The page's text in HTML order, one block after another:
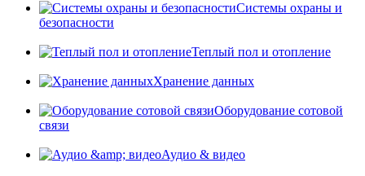
Системы охраны и
безопасности
Теплый пол и отопление
Хранение данных
Оборудование сотовой
связи
Аудио & видео